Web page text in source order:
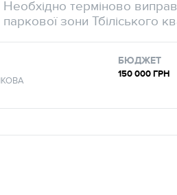
терміново
паркової зони Тбіліського
БЮДЖЕТ
150 000 ГРН